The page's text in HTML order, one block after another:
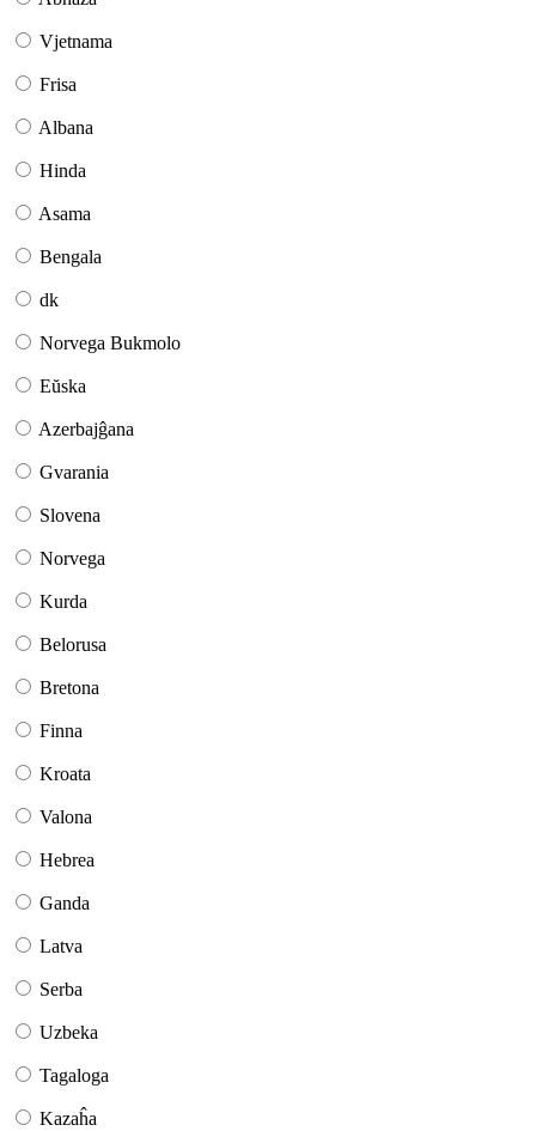
Vjetnama
Frisa
Albana
Hinda
Asama
Bengala
dk
Norvega Bukmolo
Eŭska
Azerbajĝana
Gvarania
Slovena
Norvega
Kurda
Belorusa
Bretona
Finna
Kroata
Valona
Hebrea
Ganda
Latva
Serba
Uzbeka
Tagaloga
Kazaĥa